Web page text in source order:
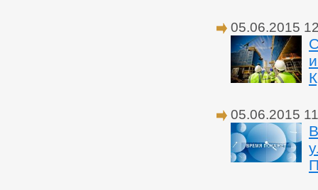
05.06.2015
05.06.2015